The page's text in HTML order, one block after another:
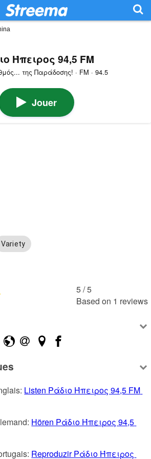
Ήπειρος 94,5 FM
της Παράδοσης! · FM · 94.5
Jouer
Variety
5 /5
Based on 1 reviews
Listen Ράδιο Ήπειρος 94,5 FM
Hören Ράδιο Ήπειρος 94,5
Reproduzir Ράδιο Ήπειρος